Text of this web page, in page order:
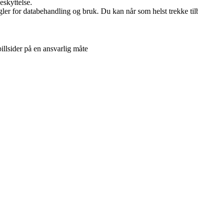
for databehandling og bruk. Du kan når som helst trekke
på en ansvarlig måte